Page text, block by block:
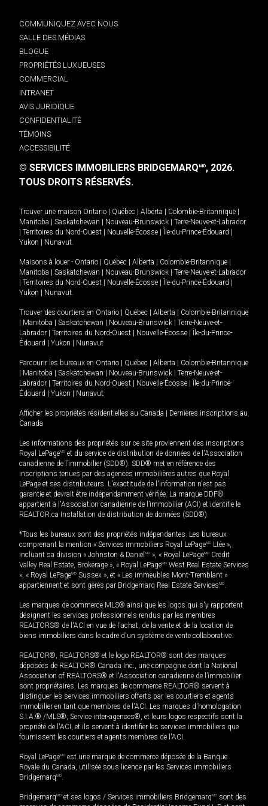
COMMUNIQUEZ AVEC NOUS
SALLE DES MÉDIAS
BLOGUE
PROPRIÉTÉS LUXUEUSES
COMMERCIAL
INTRANET
AVIS JURIDIQUE
CONFIDENTIALITÉ
TÉMOINS
ACCESSIBILITÉ
© SERVICES IMMOBILIERS BRIDGEMARQMD, 2026.
TOUS DROITS RÉSERVÉS.
Trouver une maison Ontario Québec Alberta Colombie-Britannique
Manitoba
Saskatchewan Nouveau-Brunswick
Terre-Neuve-et-Labrador
Territoires du Nord-Ouest Nouvelle-Écosse Île-du-Prince-Édouard
Yukon
Nunavut.
Maisons à louer - Ontario Québec Alberta Colombie-Britannique
Manitoba
Saskatchewan Nouveau-Brunswick
Terre-Neuve-et-Labrador
Territoires du Nord-Ouest Nouvelle-Écosse Île-du-Prince-Édouard
Yukon
Nunavut.
Trouver des courtiers en Ontario Québec Alberta
Colombie-Britannique
Manitoba Saskatchewan Nouveau-Brunswick
Terre-Neuve-et-
Labrador
Territoires du Nord-Ouest Nouvelle-Écosse
Île-du-Prince-
Édouard
Yukon Nunavut
Parcourir les bureaux en Ontario Québec Alberta
Colombie-Britannique
Manitoba Saskatchewan Nouveau-Brunswick
Terre-Neuve-et-
Labrador
Territoires du Nord-Ouest Nouvelle-Écosse
Île-du-Prince-
Édouard
Yukon Nunavut
Afficher les propriétés résidentielles au Canada
Dernières inscriptions au
Canada
Les informations des propriétés sur ce site proviennent des inscriptions
Royal LePageMD et du service de distribution de données de l'Association
canadienne de l’immobilier (SDD®). SDD® met en référence des
inscriptions tenues par des agences immobilières autres que Royal
LePage et ses distributeurs. L'exactitude de l'information n'est pas
garantie et devrait être indépendamment vérifiée. La marque DDF®
appartient à l'Association canadienne de l’immobilier (ACI) et identifie le
REALTOR.ca Installation de distribution de données (SDD®).
*Tous les bureaux sont des propriétés indépendantes. Les bureaux
comprenant la mention « Services immobiliers Royal LePageMD Ltée »,
incluant sa division « Johnston & Daniel MD », « Royal LePageMD Credit
Valley Real Estate, Brokerage », « Royal LePageMD West Real Estate Services
», « Royal LePageMD Sussex », et « Les immeubles Mont-Tremblant »
appartiennent et sont gérés par Bridgemarq Real Estate ServicesMD.
Les marques de commerce MLS® ainsi que les logos qui s'y rapportent
désignent les services professionnels rendus par les membres
REALTORS® de l'ACI en vue de l'achat, de la vente et de la location de
biens immobiliers dans le cadre d'un système de vente collaborative.
REALTOR®, REALTORS® et le logo REALTOR® sont des marques
déposées de REALTOR® Canada Inc., une compagnie dont la National
Association of REALTORS® et l'Association canadienne de l’immobilier
sont propriétaires. Les marques de commerce REALTOR® servent à
distinguer les services immobiliers offerts par les courtiers et agents
immobilier en tant que membres de l'ACI. Les marques d'homologation
S.I.A.® /MLS®, Service inter-agences®, et leurs logos respectifs sont la
propriété de l'ACI, et ils servent à identifier les services immobiliers que
fournissent les courtiers et agents membres de l'ACI.
Royal LePageMD est une marque de commerce déposée de la Banque
Royale du Canada, utilisée sous licence par les Services immobiliers
BridgemarqMD.
BridgemarqMD et ses logos / Services immobiliers BridgemarqMD sont des